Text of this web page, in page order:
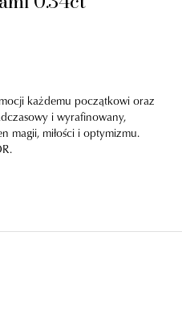
każdemu początkowi oraz
i wyrafinowany,
magii, miłości i optymizmu.